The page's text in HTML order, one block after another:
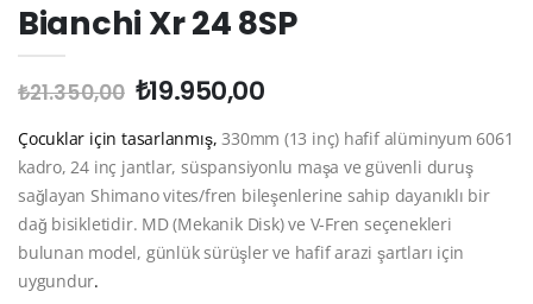
Bianchi Xr 24 8SP
₺21.350,00 ₺19.950,00
Çocuklar için tasarlanmış,330mm (13 inç) hafif alüminyum 6061
kadro, 24 inç jantlar, süspansiyonlu maşa ve güvenli duruş
sağlayan Shimano vites/fren bileşenlerine sahip dayanıklı bir
dağ bisikletidir. MD (Mekanik Disk) ve V-Fren seçenekleri
bulunan model, günlük sürüşler ve hafif arazi şartları için
uygundur.